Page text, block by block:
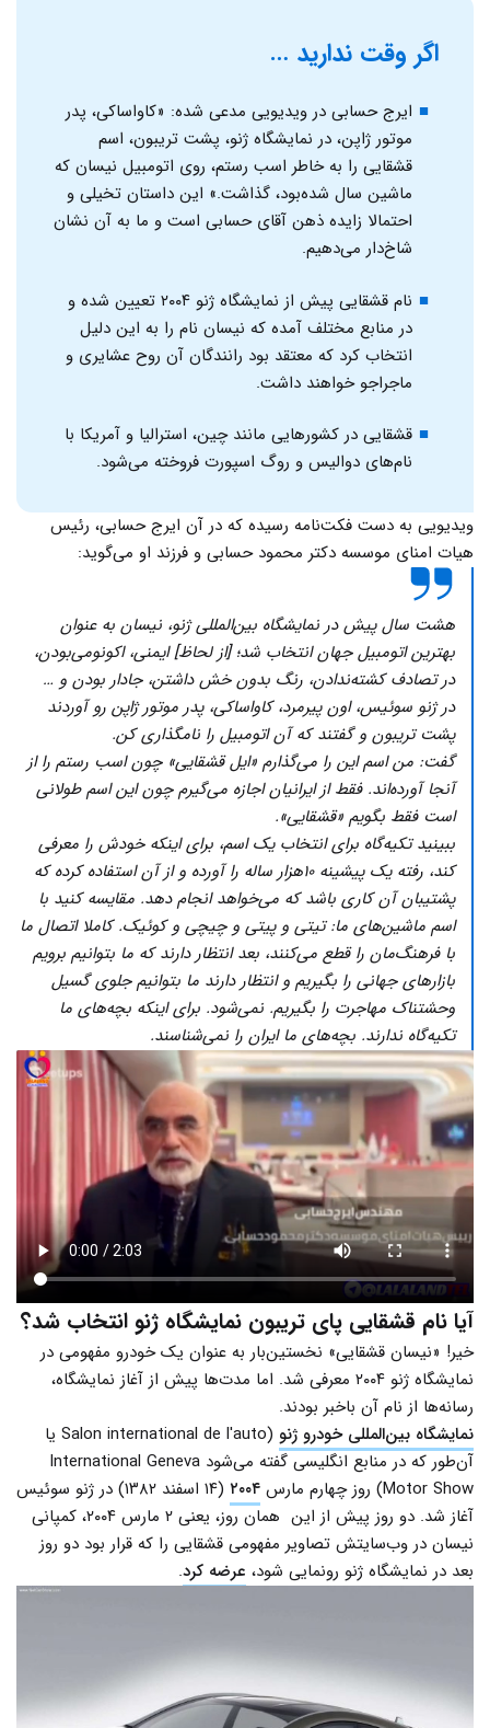
اگر وقت ندارید …
ایرج حسابی در ویدیویی مدعی شده: «کاواساکی، پدر
موتور ژاپن، در نمایشگاه ژنو، پشت تریبون، اسم
قشقایی را به خاطر اسب رستم، روی اتومبیل نیسان که
ماشین سال شده‌بود، گذاشت.» این داستان تخیلی و
احتمالا زایده ذهن آقای حسابی است و ما به آن نشان
شاخ‌دار می‌دهیم.
نام قشقایی پیش از نمایشگاه ژنو ۲۰۰۴ تعیین شده و
در منابع مختلف آمده که نیسان نام را به این دلیل
انتخاب کرد که معتقد بود رانندگان آن روح عشایری و
ماجراجو خواهند داشت.
قشقایی در کشورهایی مانند چین، استرالیا و آمریکا با
نام‌های دوالیس و روگ اسپورت فروخته می‌شود.
ویدیویی به دست فکت‌نامه رسیده‌ که در آن ایرج حسابی، رئیس
هیات امنای موسسه دکتر محمود حسابی و فرزند او می‌گوید:
هشت سال پیش در نمایشگاه بین‌المللی ژنو، نیسان به عنوان
بهترین اتومبیل جهان انتخاب شد؛ [از لحاظ] ایمنی‌، اکونومی‌بودن،
در تصادف کشته‌ندادن، رنگ بدون خش داشتن، جادار بودن و …
در ژنو سوئیس، اون پیرمرد، کاواساکی، پدر موتور ژاپن رو آوردند
پشت تریبون و گفتند که آن اتومبیل را نامگذاری کن.
گفت: من اسم این را می‌گذارم «ایل قشقایی» چون اسب رستم را از
آنجا آورده‌اند. فقط از ایرانیان اجازه می‌گیرم چون این اسم طولانی
است فقط بگویم «قشقایی».
ببینید تکیه‌گاه برای انتخاب یک اسم، برای اینکه خودش را معرفی
کند، رفته یک پیشینه ۱۰هزار ساله را آورده و از آن استفاده کرده که
پشتیبان آن کاری باشد که می‌خواهد انجام دهد. مقایسه کنید با
اسم ماشین‌های ما: تیتی و پیتی و چیچی و کوئیک. کاملا اتصال ما
با فرهنگ‌مان را قطع می‌کنند، بعد انتظار دارند که ما بتوانیم برویم
بازارهای جهانی را بگیریم و انتظار دارند ما بتوانیم جلوی گسیل
وحشتناک مهاجرت را بگیریم. نمی‌شود. برای اینکه بچه‌های ما
تکیه‌گاه ندارند. بچه‌های ما ایران را نمی‌شناسند.
آیا نام قشقایی پای تریبون نمایشگاه ژنو انتخاب شد؟
خیر! «نیسان قشقایی» نخستین‌بار به عنوان یک خودرو مفهومی در
نمایشگاه ژنو ۲۰۰۴ معرفی شد. اما مدت‌ها پیش از آغاز نمایشگاه،
رسانه‌ها از نام آن باخبر بودند.
نمایشگاه بین‌المللی خودرو ژنو
(Salon international de l'auto یا
آن‌طور که در منابع انگلیسی گفته می‌شود International Geneva
Motor Show) روز چهارم مارس
۲۰۰۴
(۱۴ اسفند ۱۳۸۲) در ژنو سوئیس
آغاز شد. دو روز پیش از این همان روز، یعنی ۲ مارس ۲۰۰۴، کمپانی
نیسان در وب‌سایتش تصاویر مفهومی قشقایی را که قرار بود دو روز
بعد در نمایشگاه ژنو رونمایی شود، عرضه کرد.